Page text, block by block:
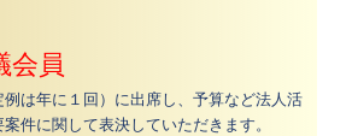
会員
例は年に１回）に出席し、予算など法人活
件に関して表決していただきます。